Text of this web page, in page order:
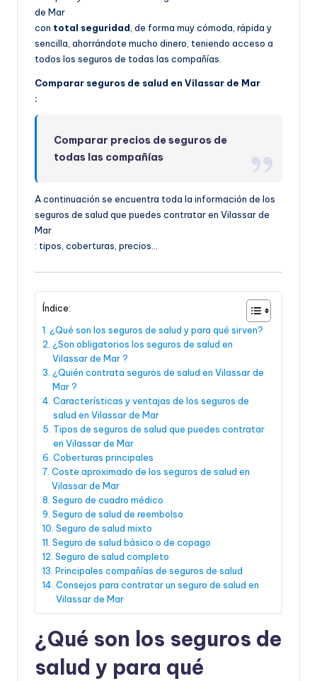
de Mar
con total seguridad, de forma muy cómoda, rápida y
sencilla, ahorrándote mucho dinero, teniendo acceso a
todos los seguros de todas las compañías.
Comparar seguros de salud en Vilassar de Mar
:
Comparar precios de seguros de
todas las compañías
A continuación se encuentra toda la información de los
seguros de salud que puedes contratar en Vilassar de
Mar
: tipos, coberturas, precios…
Índice:
¿Qué son los seguros de salud y para qué sirven?
¿Son obligatorios los seguros de salud en
Vilassar de Mar ?
¿Quién contrata seguros de salud en Vilassar de
Mar ?
Características y ventajas de los seguros de
salud en Vilassar de Mar
Tipos de seguros de salud que puedes contratar
en Vilassar de Mar
Coberturas principales
Coste aproximado de los seguros de salud en
Vilassar de Mar
Seguro de cuadro médico
Seguro de salud de reembolso
Seguro de salud mixto
Seguro de salud básico o de copago
Seguro de salud completo
Principales compañías de seguros de salud
Consejos para contratar un seguro de salud en
Vilassar de Mar
¿Qué son los seguros de
salud y para qué